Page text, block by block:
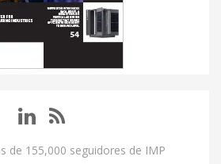
de 155,000 seguidores de IMP